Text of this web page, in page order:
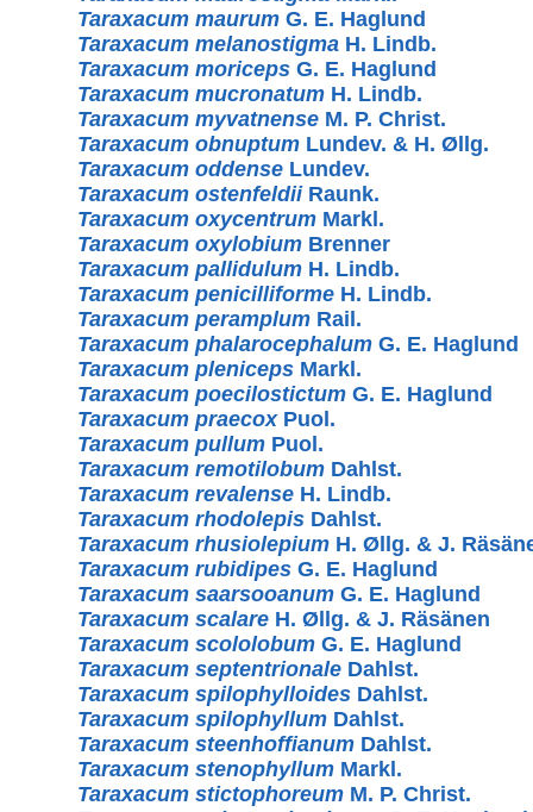
Taraxacum maurum G. E. Haglund
Taraxacum melanostigma H. Lindb.
Taraxacum moriceps G. E. Haglund
Taraxacum mucronatum H. Lindb.
Taraxacum myvatnense M. P. Christ.
Taraxacum obnuptum Lundev. & H. Øllg.
Taraxacum oddense Lundev.
Taraxacum ostenfeldiiRaunk.
Taraxacum oxycentrum Markl.
Taraxacum oxylobium Brenner
Taraxacum pallidulum H. Lindb.
Taraxacum penicilliforme H. Lindb.
Taraxacum peramplum Rail.
Taraxacum phalarocephalum G. E. Haglund
Taraxacum pleniceps Markl.
Taraxacum poecilostictum G. E. Haglund
Taraxacum praecoxPuol.
Taraxacum pullum Puol.
Taraxacum remotilobum Dahlst.
Taraxacum revalense H. Lindb.
Taraxacum rhodolepis Dahlst.
Taraxacum rhusiolepium H. Øllg. & J.
Taraxacum rubidipes G. E. Haglund
Taraxacum saarsooanum G. E. Haglund
Taraxacum scalare H. Øllg. & J. Räsänen
Taraxacum scololobum G. E. Haglund
Taraxacum septentrionale Dahlst.
Taraxacum spilophylloides Dahlst.
Taraxacum spilophyllum Dahlst.
Taraxacum steenhoffianum Dahlst.
Taraxacum stenophyllum Markl.
Taraxacum stictophoreum M. P. Christ.